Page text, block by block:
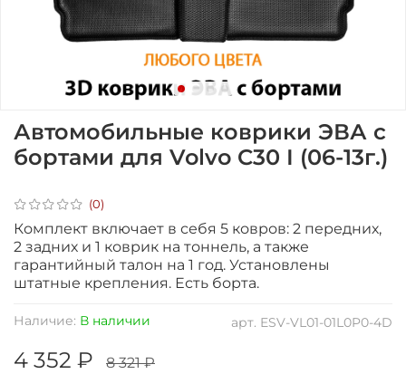
(0)
арт. ESV-VL01-01L0P0-4D
Наличие: В наличии
Автомобильные коврики ЭВА с
бортами для Volvo C30 I (06-13г.)
4 352 ₽ 8 321 ₽
Комплект включает в себя 5 ковров: 2 передних,
2 задних и 1 коврик на тоннель, а также
гарантийный талон на 1 год. Установлены
штатные крепления. Есть борта.